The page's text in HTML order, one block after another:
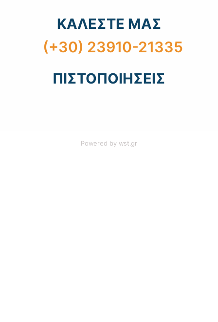
ΚΑΛΕΣΤΕ ΜΑΣ
(+30) 23910-21335
ΠΙΣΤΟΠΟΙΗΣΕΙΣ
Powered by wst.gr